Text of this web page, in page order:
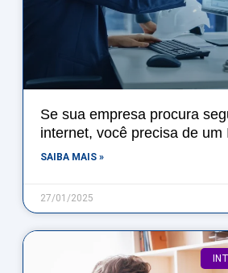
Se sua empresa procura
internet, você precisa de um
SAIBA MAIS »
27/01/2025